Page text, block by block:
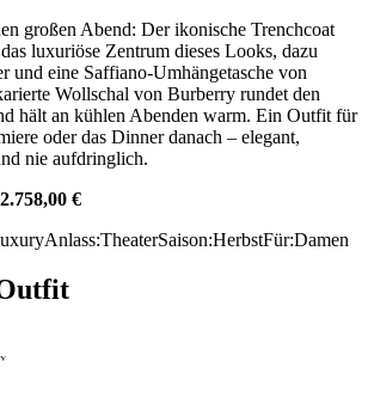
großen Abend: Der ikonische Trenchcoat
luxuriöse Zentrum dieses Looks, dazu
und eine Saffiano-Umhängetasche von
Wollschal von Burberry rundet den
hält an kühlen Abenden warm. Ein Outfit für
oder das Dinner danach – elegant,
nie aufdringlich.
2.758,00 €
Anlass:TheaterSaison:HerbstFür:Damen